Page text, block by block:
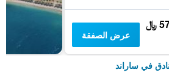
﷼
عرض الصفقة
في ساراند